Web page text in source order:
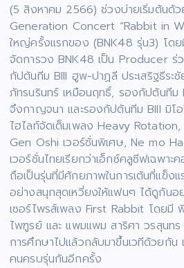
(5 สิงหาคม 2566) ช่วงบ่ายเริ่มต้นด้
Generation Concert “Rabbit in
ใหญ่ครั้งแรกของ (BNK48 รุ่น3) โด
จัดการวง BNK48 เป็น Producer
กัปตันทีม BIII ฮูพ-ปาฏลี ประเสริฐธีร
ภัทรนรินทร์ เหมือนฤทธิ์, รองกัปตัน
จึงกาญจนา และรองกัปตันทีม BIII มิโ
ไฮไลท์จัดเต็มเพลง Heavy
Gen Oshi เวอร์ชั่นพิเศษ, Ne mo
เวอร์ชั่นไทยเรียกว่าเอ็กซ์คลูซีฟเฉพาะ
ถือเป็นรุ่นที่มีศักยภาพในการเต้นที่แข็ง
อย่างสนุกสุดเหวี่ยงให้แฟนๆ ได้ดูกันอ
เซอร์ไพรส์เพลง First Rabbit โดยมี
ไพฑูรย์ และ แพมแพม สาริศา วรสุนท
การศึกษาไปแล้วกลับมาขึ้นเวทีด้วยกัน
คนครบรุ่นกันอีกครั้ง